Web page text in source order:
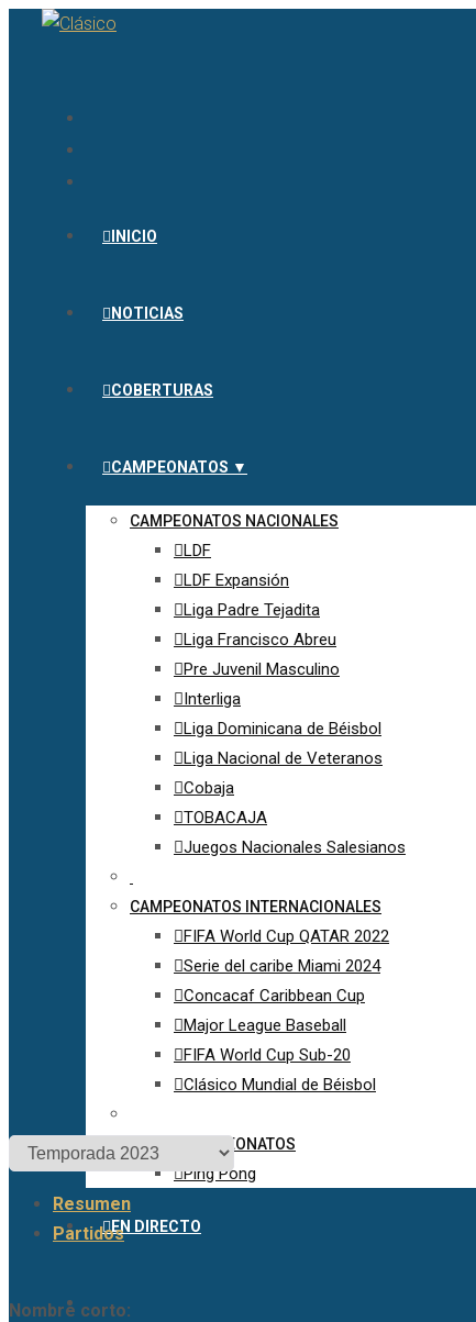
INICIO
NOTICIAS
COBERTURAS
CAMPEONATOS ▼
CAMPEONATOS NACIONALES
LDF
LDF Expansión
Liga Padre Tejadita
Liga Francisco Abreu
Pre Juvenil Masculino
Interliga
Liga Dominicana de Béisbol
Liga Nacional de Veteranos
Cobaja
TOBACAJA
Juegos Nacionales Salesianos
CAMPEONATOS INTERNACIONALES
FIFA World Cup QATAR 2022
Serie del caribe Miami 2024
Concacaf Caribbean Cup
Major League Baseball
FIFA World Cup Sub-20
Clásico Mundial de Béisbol
OTROS CAMPEONATOS
Ping Pong
EN DIRECTO
Resumen
Partidos
Nombre corto: